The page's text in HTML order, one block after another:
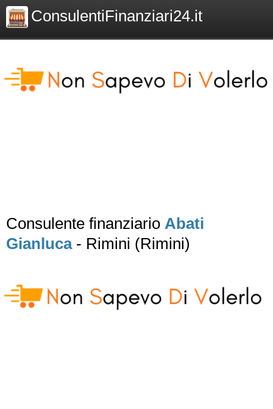
ConsulentiFinanziari24.it
Consulente finanziario Abati
Gianluca- Rimini (Rimini)